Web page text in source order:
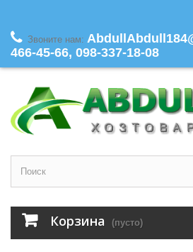
Звоните нам:
466-45-66, 098-337-18-08
Корзина (пусто)